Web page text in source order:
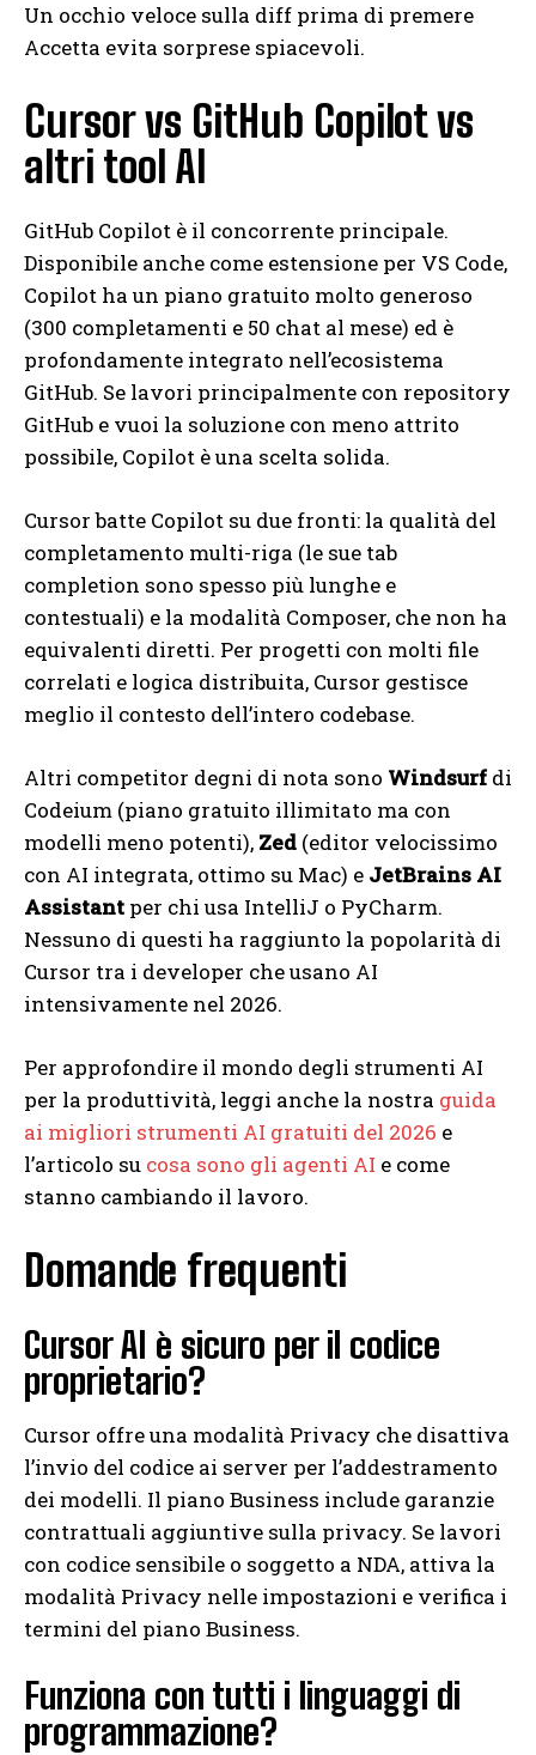
Un occhio veloce sulla diff prima di premere
Accetta evita sorprese spiacevoli.
Cursor vs GitHub Copilot vs
altri tool AI
GitHub Copilot è il concorrente principale.
Disponibile anche come estensione per VS Code,
Copilot ha un piano gratuito molto generoso
(300 completamenti e 50 chat al mese) ed è
profondamente integrato nell’ecosistema
GitHub. Se lavori principalmente con repository
GitHub e vuoi la soluzione con meno attrito
possibile, Copilot è una scelta solida.
Cursor batte Copilot su due fronti: la qualità del
completamento multi-riga (le sue tab
completion sono spesso più lunghe e
contestuali) e la modalità Composer, che non ha
equivalenti diretti. Per progetti con molti file
correlati e logica distribuita, Cursor gestisce
meglio il contesto dell’intero codebase.
Altri competitor degni di nota sono Windsurf di
Codeium (piano gratuito illimitato ma con
modelli meno potenti), Zed (editor velocissimo
con AI integrata, ottimo su Mac) e JetBrains AI
Assistant per chi usa IntelliJ o PyCharm.
Nessuno di questi ha raggiunto la popolarità di
Cursor tra i developer che usano AI
intensivamente nel 2026.
Per approfondire il mondo degli strumenti AI
per la produttività, leggi anche la nostra guida
ai migliori strumenti AI gratuiti del 2026 e
l’articolo su cosa sono gli agenti AI e come
stanno cambiando il lavoro.
Domande frequenti
Cursor AI è sicuro per il codice
proprietario?
Cursor offre una modalità Privacy che disattiva
l’invio del codice ai server per l’addestramento
dei modelli. Il piano Business include garanzie
contrattuali aggiuntive sulla privacy. Se lavori
con codice sensibile o soggetto a NDA, attiva la
modalità Privacy nelle impostazioni e verifica i
termini del piano Business.
Funziona con tutti i linguaggi di
programmazione?